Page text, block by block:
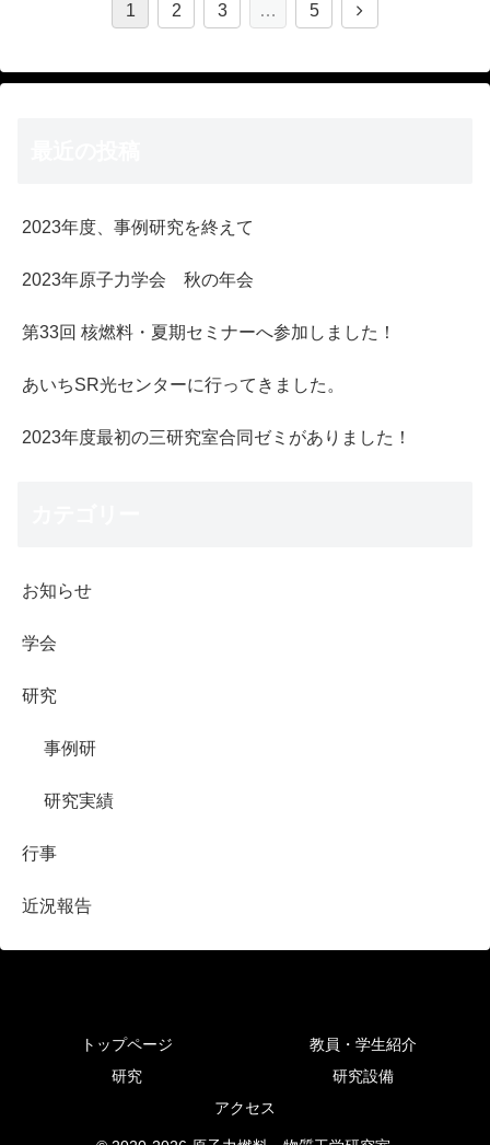
1 2 3 … 5
2023年度、事例研究を終えて
2023年原子力学会 秋の年会
第33回 核燃料・夏期セミナーへ参加しました！
あいちSR光センターに行ってきました。
2023年度最初の三研究室合同ゼミがありました！
お知らせ
学会
研究
事例研
研究実績
行事
近況報告
トップページ
教員・学生紹介
研究
研究設備
アクセス